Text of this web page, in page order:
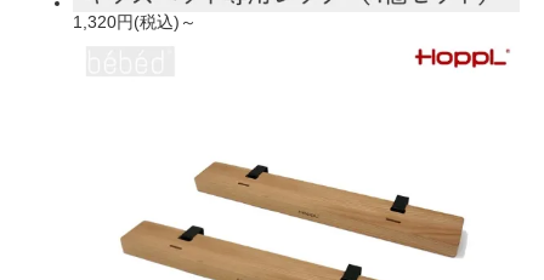
1,320円(税込)～